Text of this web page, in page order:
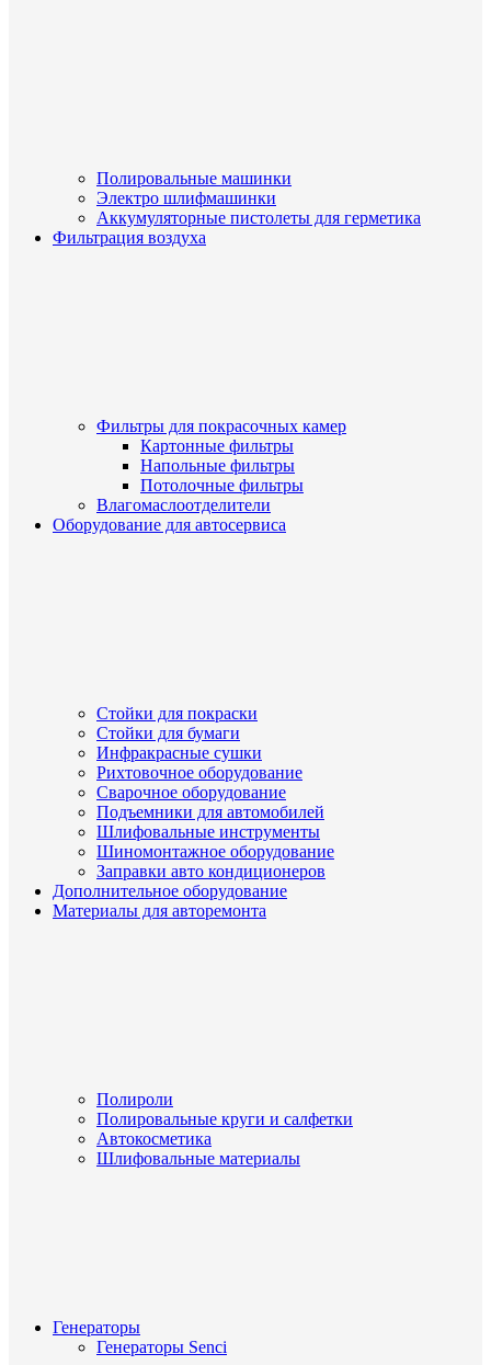
Полировальные машинки
Электро шлифмашинки
Аккумуляторные пистолеты для герметика
Фильтрация воздуха
Фильтры для покрасочных камер
Картонные фильтры
Напольные фильтры
Потолочные фильтры
Влагомаслоотделители
Оборудование для автосервиса
Стойки для покраски
Стойки для бумаги
Инфракрасные сушки
Рихтовочное оборудование
Сварочное оборудование
Подъемники для автомобилей
Шлифовальные инструменты
Шиномонтажное оборудование
Заправки авто кондиционеров
Дополнительное оборудование
Материалы для авторемонта
Полироли
Полировальные круги и салфетки
Автокосметика
Шлифовальные материалы
Генераторы
Генераторы Senci